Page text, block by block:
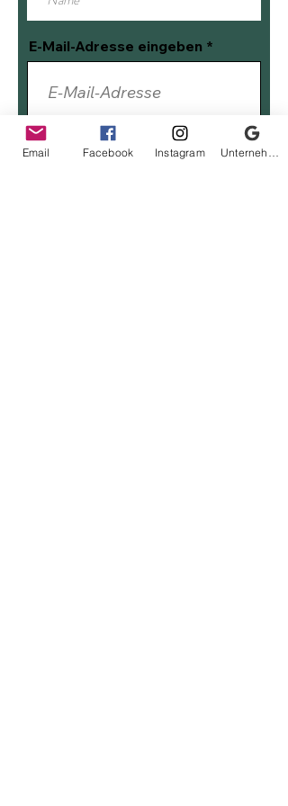
E-Mail-Adresse eingeben
Betreff eingeben
Email Facebook Instagram